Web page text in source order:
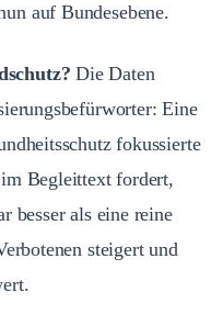
auf Bundesebene.
Die Daten
Eine
fokussierte
Begleittext fordert,
besser als eine reine
steigert und